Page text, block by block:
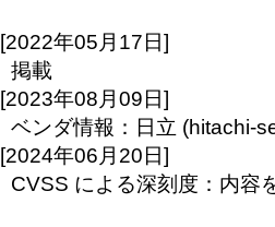
[2022年05月17日]
掲載
[2023年08月09日]
ベンダ情報：日立 (hitachi-
[2024年06月20日]
CVSS による深刻度：内容